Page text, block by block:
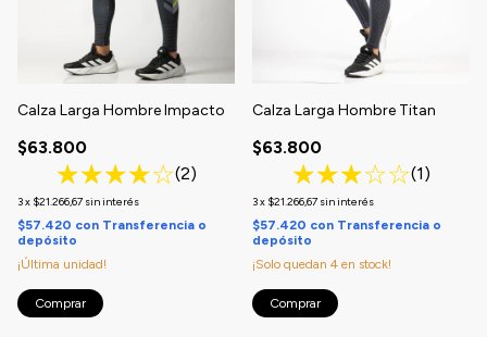
Calza Larga Hombre Impacto
$63.800
(2)
3x $21.266,67 sin interés
$57.420 con Transferencia o
depósito
¡Última unidad!
Comprar
Calza Larga Hombre Titan
$63.800
(1)
3x $21.266,67 sin interés
$57.420 con Transferencia o
depósito
¡Solo quedan 4 en stock!
Comprar